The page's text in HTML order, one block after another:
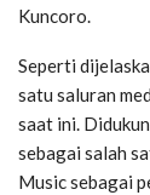
Kuncoro.
Seperti
satu saluran
saat ini.
sebagai salah
Music sebagai